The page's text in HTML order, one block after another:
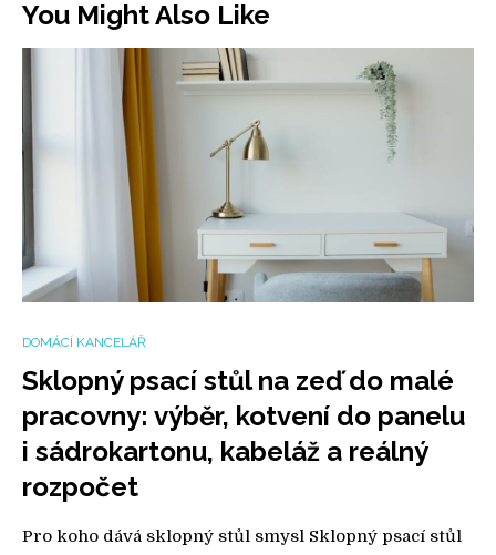
You Might Also Like
DOMÁCÍ KANCELÁŘ
Sklopný psací stůl na zeď do malé
pracovny: výběr, kotvení do panelu
i sádrokartonu, kabeláž a reálný
rozpočet
Pro koho dává sklopný stůl smysl Sklopný psací stůl